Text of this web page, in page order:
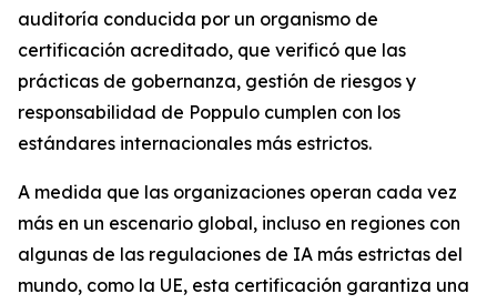
auditoría conducida por un organismo de
certificación acreditado, que verificó que las
prácticas de gobernanza, gestión de riesgos y
responsabilidad de Poppulo cumplen con los
estándares internacionales más estrictos.
A medida que las organizaciones operan cada vez
más en un escenario global, incluso en regiones con
algunas de las regulaciones de IA más estrictas del
mundo, como la UE, esta certificación garantiza una